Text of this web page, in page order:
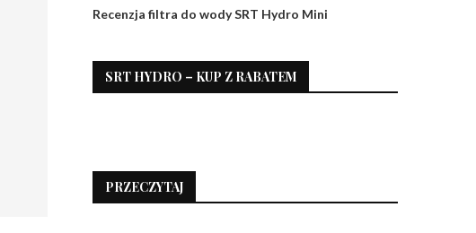
Recenzja filtra do wody SRT Hydro Mini
SRT HYDRO – KUP Z RABATEM
PRZECZYTAJ